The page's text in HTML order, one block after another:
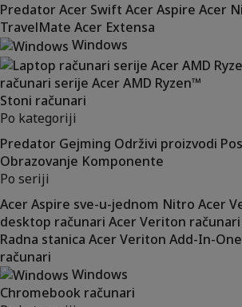
Predator Acer Swift Acer Aspire Acer
TravelMate Acer Extensa
Windows
računari serije Acer AMD Ryzen™
Stoni računari
Po kategoriji
Predator Gejming Održivi proizvodi
Obrazovanje Komponente
Po seriji
Acer Aspire sve-u-jednom Nitro Acer
desktop računari Acer Veriton
Radna stanica Acer Veriton Add-In-One
računari
Windows
Chromebook računari